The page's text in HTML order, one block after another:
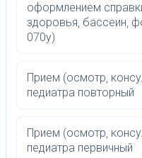
оформлением
здоровья, бассеин,
070у)
Прием (осмотр,
педиатра повторный
Прием (осмотр,
педиатра первичный